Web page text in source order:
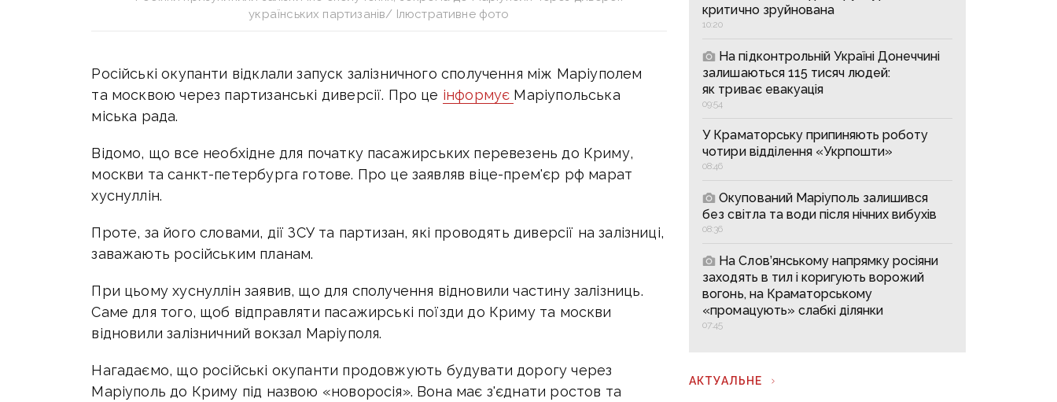
українських партизанів/ Ілюстративне фото
Російські окупанти відклали запуск залізничного сполучення між Маріуполем
та москвою через партизанські диверсії. Про це інформує Маріупольська
міська рада.
Відомо, що все необхідне для початку пасажирських перевезень до Криму,
москви та санкт-петербурга готове. Про це заявляв віце-прем'єр рф марат
хуснуллін.
Проте, за його словами, дії ЗСУ та партизан, які проводять диверсії на залізниці,
заважають російським планам.
При цьому хуснуллін заявив, що для сполучення відновили частину залізниць.
Саме для того, щоб відправляти пасажирські поїзди до Криму та москви
відновили залізничний вокзал Маріуполя.
Нагадаємо, що російські окупанти продовжують будувати дорогу через
Маріуполь до Криму під назвою «новоросія». Вона має з'єднати ростов та
критично зруйнована
10:20
На підконтрольній Україні Донеччині
залишаються 115 тисяч людей:
як триває евакуація
09:54
У Краматорську припиняють роботу
чотири відділення «Укрпошти»
08:46
Окупований Маріуполь залишився
без світла та води після нічних вибухів
08:36
На Слов’янському напрямку росіяни
заходять в тил і коригують ворожий
вогонь, на Краматорському
«промацують» слабкі ділянки
07:45
АКТУАЛЬНЕ